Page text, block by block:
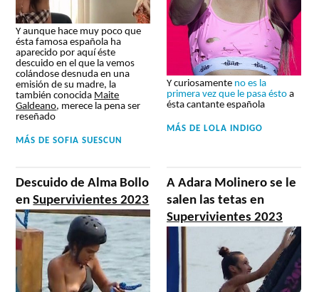
Y aunque hace muy poco que
ésta famosa española ha
aparecido por aquí éste
descuido en el que la vemos
colándose desnuda en una
emisión de su madre, la
también conocida Maite
Galdeano, merece la pena ser
reseñado
MÁS DESOFIA SUESCUN
Y curiosamente no es la
primera vez que le pasa ésto a
ésta cantante española
MÁS DE LOLA INDIGO
Descuido de Alma Bollo
enSupervivientes 2023
A Adara Molinero se le
salen las tetas en
Supervivientes 2023